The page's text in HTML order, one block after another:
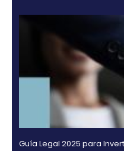
hoteleros hasta el
temporal la
alojamientos,
eliminará el anticipo
transporte aéreo.
Eliminación del IVA
tecnología para la
El presidente Iván